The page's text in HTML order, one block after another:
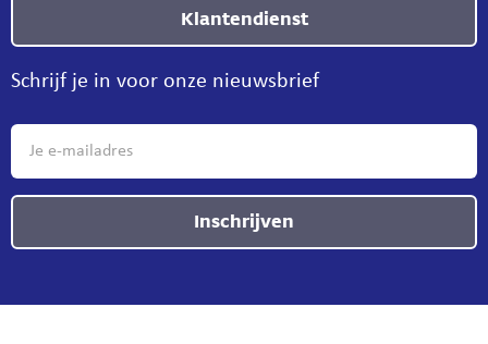
Klantendienst
Schrijf je in voor onze nieuwsbrief
Inschrijven